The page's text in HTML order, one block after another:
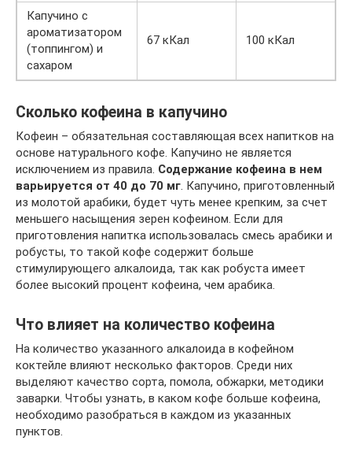
Капучино с
ароматизатором
(топпингом) и
сахаром
67 кКал 100 кКал
Сколько кофеина в капучино
Кофеин – обязательная составляющая всех напитков на
основе натурального кофе. Капучино не является
исключением из правила. Содержание кофеина в нем
варьируется от 40 до 70 мг. Капучино, приготовленный
из молотой арабики, будет чуть менее крепким, за счет
меньшего насыщения зерен кофеином. Если для
приготовления напитка использовалась смесь арабики и
робусты, то такой кофе содержит больше
стимулирующего алкалоида, так как робуста имеет
более высокий процент кофеина, чем арабика.
Что влияет на количество кофеина
На количество указанного алкалоида в кофейном
коктейле влияют несколько факторов. Среди них
выделяют качество сорта, помола, обжарки, методики
заварки. Чтобы узнать, в каком кофе больше кофеина,
необходимо разобраться в каждом из указанных
пунктов.